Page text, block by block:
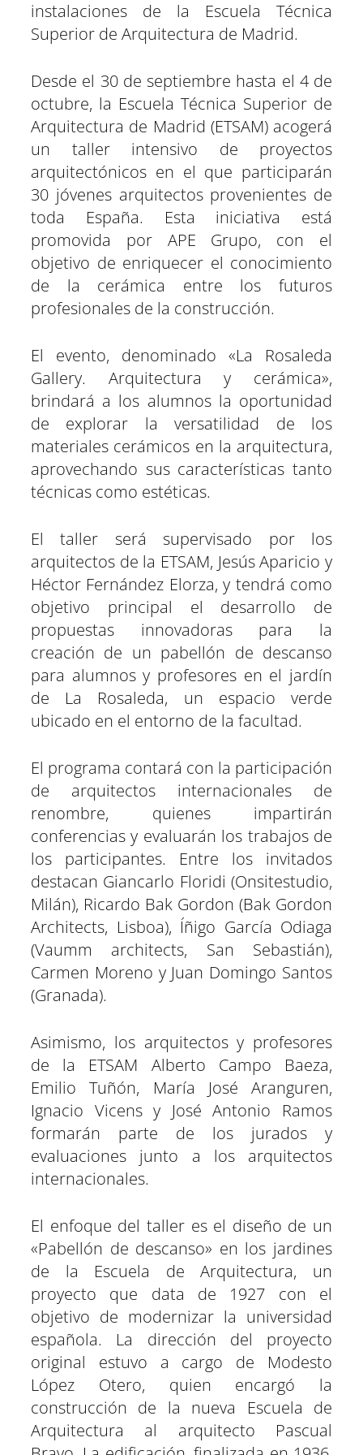
e
n
) e
n
e
n
e
n
instalaciones de la Escuela Técnica
Superior de Arquitectura de Madrid.
Desde el 30 de septiembre hasta el 4 de
octubre, la Escuela Técnica Superior de
Arquitectura de Madrid (ETSAM) acogerá
un taller intensivo de proyectos
arquitectónicos en el que participarán
30 jóvenes arquitectos provenientes de
toda España. Esta iniciativa está
promovida por APE Grupo, con el
objetivo de enriquecer el conocimiento
de la cerámica entre los futuros
profesionales de la construcción.
El evento, denominado «La Rosaleda
Gallery. Arquitectura y cerámica»,
brindará a los alumnos la oportunidad
de explorar la versatilidad de los
materiales cerámicos en la arquitectura,
aprovechando sus características tanto
técnicas como estéticas.
El taller será supervisado por los
arquitectos de la ETSAM, Jesús Aparicio y
Héctor Fernández Elorza, y tendrá como
objetivo principal el desarrollo de
propuestas innovadoras para la
creación de un pabellón de descanso
para alumnos y profesores en el jardín
de La Rosaleda, un espacio verde
ubicado en el entorno de la facultad.
El programa contará con la participación
de arquitectos internacionales de
renombre, quienes impartirán
conferencias y evaluarán los trabajos de
los participantes. Entre los invitados
destacan Giancarlo Floridi (Onsitestudio,
Milán), Ricardo Bak Gordon (Bak Gordon
Architects, Lisboa), Íñigo García Odiaga
(Vaumm architects, San Sebastián),
Carmen Moreno y Juan Domingo Santos
(Granada).
Asimismo, los arquitectos y profesores
de la ETSAM Alberto Campo Baeza,
Emilio Tuñón, María José Aranguren,
Ignacio Vicens y José Antonio Ramos
formarán parte de los jurados y
evaluaciones junto a los arquitectos
internacionales.
El enfoque del taller es el diseño de un
«Pabellón de descanso» en los jardines
de la Escuela de Arquitectura, un
proyecto que data de 1927 con el
objetivo de modernizar la universidad
española. La dirección del proyecto
original estuvo a cargo de Modesto
López Otero, quien encargó la
construcción de la nueva Escuela de
Arquitectura al arquitecto Pascual